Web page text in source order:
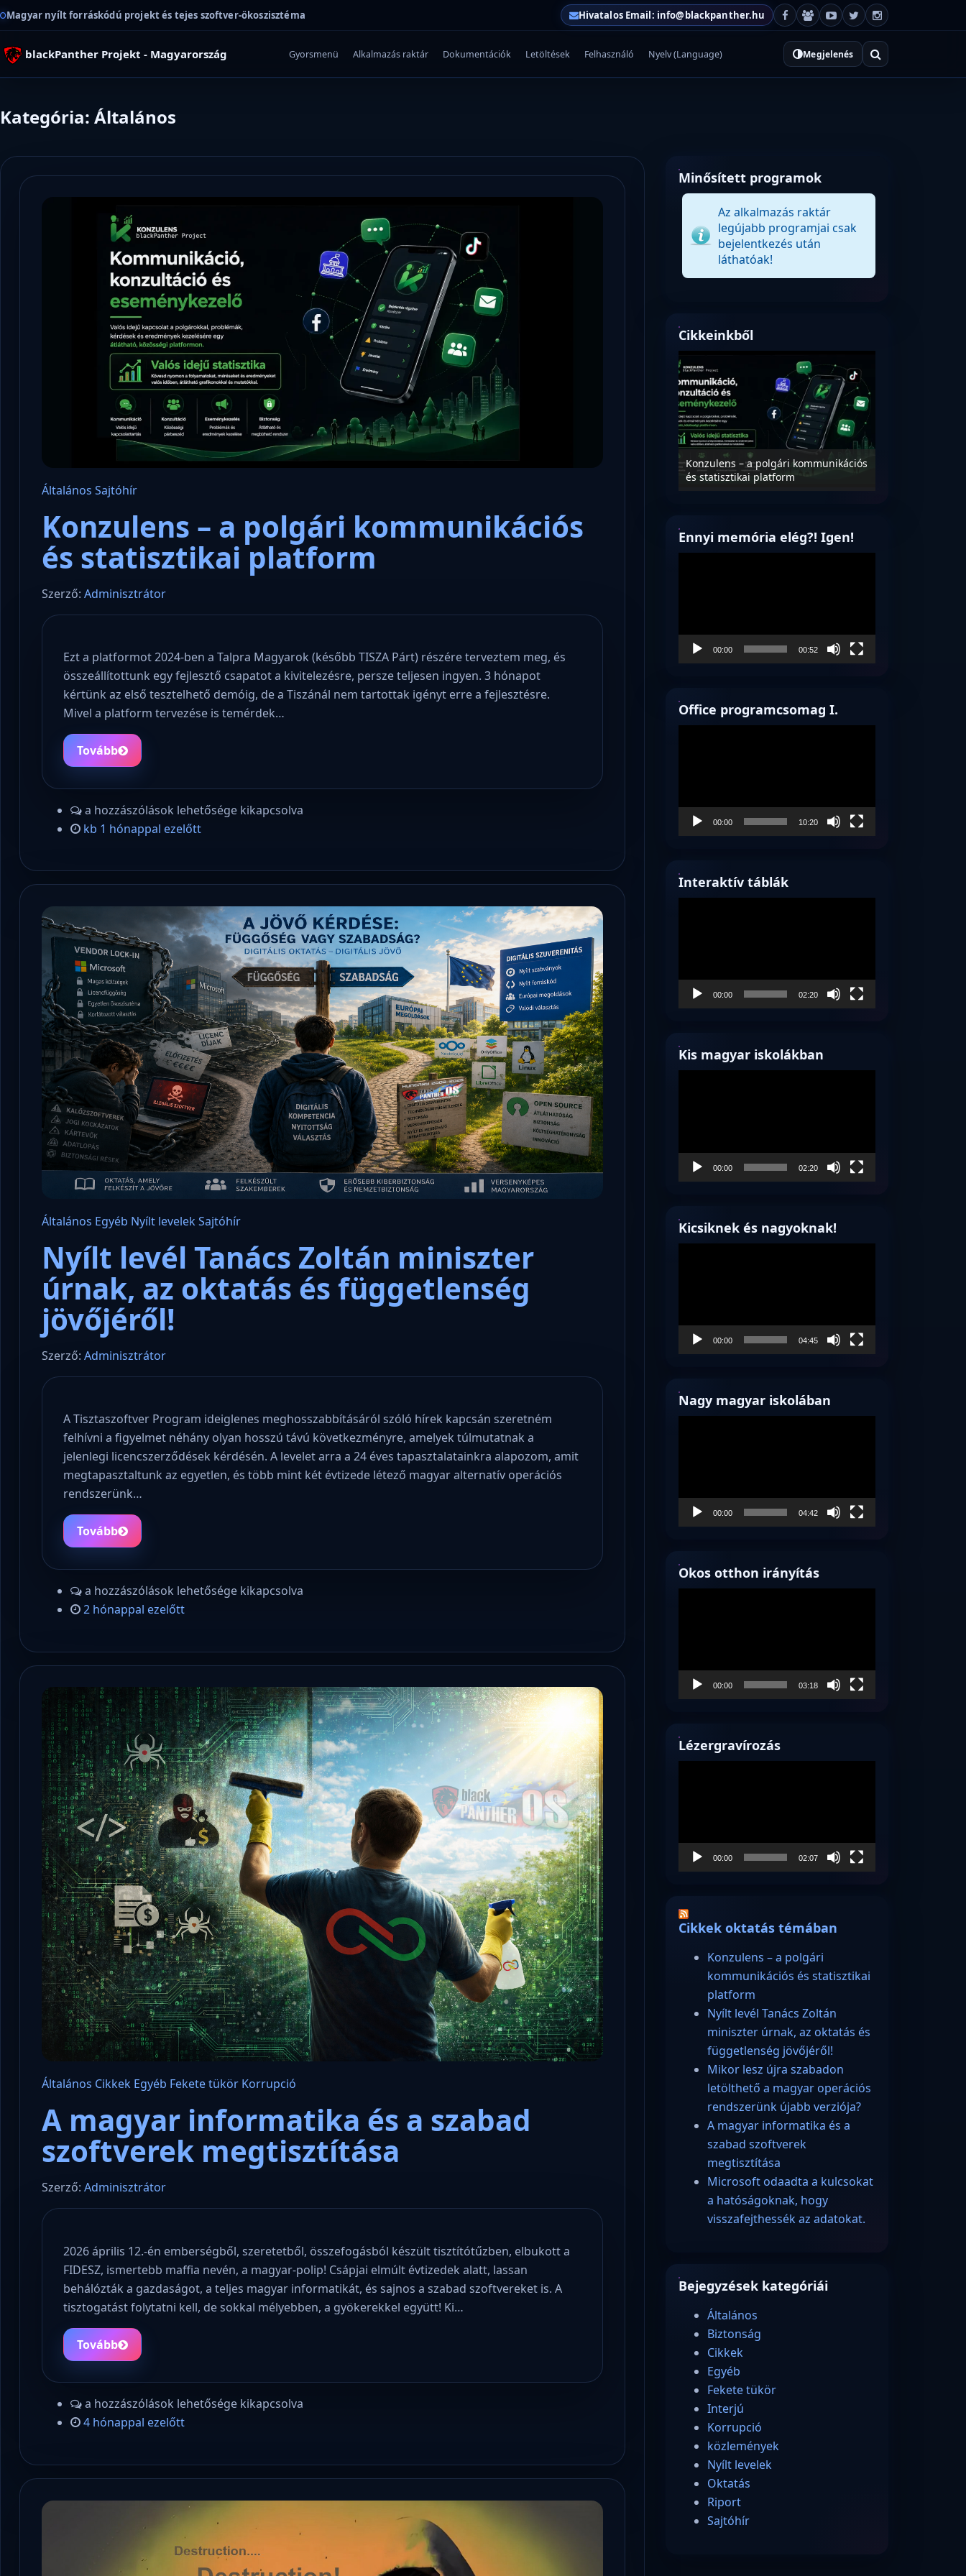
Magyar nyílt forráskódú projekt és tejes szoftver-ökoszisztéma Hivatalos Email: info@blackpanther.hu
blackPanther Projekt - Magyarország Gyorsmenü Alkalmazás raktár Dokumentációk Letöltések Felhasználó Nyelv (Language) Megjelenés
Kategória: Általános
Általános Sajtóhír
Konzulens – a polgári kommunikációs
és statisztikai platform
Szerző: Adminisztrátor
Ezt a platformot 2024-ben a Talpra Magyarok (később TISZA Párt) részére terveztem meg, és
összeállítottunk egy fejlesztő csapatot a kivitelezésre, persze teljesen ingyen. 3 hónapot
kértünk az első tesztelhető demóig, de a Tiszánál nem tartottak igényt erre a fejlesztésre.
Mivel a platform tervezése is temérdek…
Tovább
a hozzászólások lehetősége kikapcsolva
kb 1 hónappal ezelőtt
Általános Egyéb Nyílt levelek Sajtóhír
Nyílt levél Tanács Zoltán miniszter
úrnak, az oktatás és függetlenség
jövőjéről!
Szerző: Adminisztrátor
A Tisztaszoftver Program ideiglenes meghosszabbításáról szóló hírek kapcsán szeretném
felhívni a figyelmet néhány olyan hosszú távú következményre, amelyek túlmutatnak a
jelenlegi licencszerződések kérdésén. A levelet arra a 24 éves tapasztalatainkra alapozom, amit
megtapasztaltunk az egyetlen, és több mint két évtizede létező magyar alternatív operációs
rendszerünk…
Tovább
a hozzászólások lehetősége kikapcsolva
2 hónappal ezelőtt
Általános Cikkek Egyéb Fekete tükör Korrupció
A magyar informatika és a szabad
szoftverek megtisztítása
Szerző: Adminisztrátor
2026 április 12.-én emberségből, szeretetből, összefogásból készült tisztítótűzben, elbukott a
FIDESZ, ismertebb maffia nevén, a magyar-polip! Csápjai elmúlt évtizedek alatt, lassan
behálózták a gazdaságot, a teljes magyar informatikát, és sajnos a szabad szoftvereket is. A
tisztogatást folytatni kell, de sokkal mélyebben, a gyökerekkel együtt! Ki…
Tovább
a hozzászólások lehetősége kikapcsolva
4 hónappal ezelőtt
Minősített programok
Az alkalmazás raktár
legújabb programjai csak
bejelentkezés után
láthatóak!
Cikkeinkből
Konzulens – a polgári kommunikációs
és statisztikai platform
Ennyi memória elég?! Igen!
00:00 00:52
Office programcsomag I.
00:00 10:20
Interaktív táblák
00:00 02:20
Kis magyar iskolákban
00:00 02:20
Kicsiknek és nagyoknak!
00:00 04:45
Nagy magyar iskolában
00:00 04:42
Okos otthon irányítás
00:00 03:18
Lézergravírozás
00:00 02:07
Cikkek oktatás témában
Konzulens – a polgári
kommunikációs és statisztikai
platform
Nyílt levél Tanács Zoltán
miniszter úrnak, az oktatás és
függetlenség jövőjéről!
Mikor lesz újra szabadon
letölthető a magyar operációs
rendszerünk újabb verziója?
A magyar informatika és a
szabad szoftverek
megtisztítása
Microsoft odaadta a kulcsokat
a hatóságoknak, hogy
visszafejthessék az adatokat.
Bejegyzések kategóriái
Általános
Biztonság
Cikkek
Egyéb
Fekete tükör
Interjú
Korrupció
közlemények
Nyílt levelek
Oktatás
Riport
Sajtóhír